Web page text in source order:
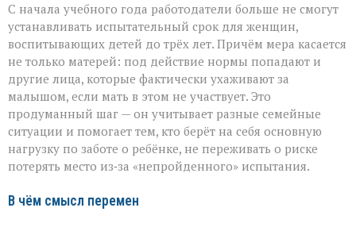
С начала учебного года работодатели больше не смогут
устанавливать испытательный срок для женщин,
воспитывающих детей до трёх лет. Причём мера касается
не только матерей: под действие нормы попадают и
другие лица, которые фактически ухаживают за
малышом, если мать в этом не участвует. Это
продуманный шаг — он учитывает разные семейные
ситуации и помогает тем, кто берёт на себя основную
нагрузку по заботе о ребёнке, не переживать о риске
потерять место из‑за «непройденного» испытания.
В чём смысл перемен